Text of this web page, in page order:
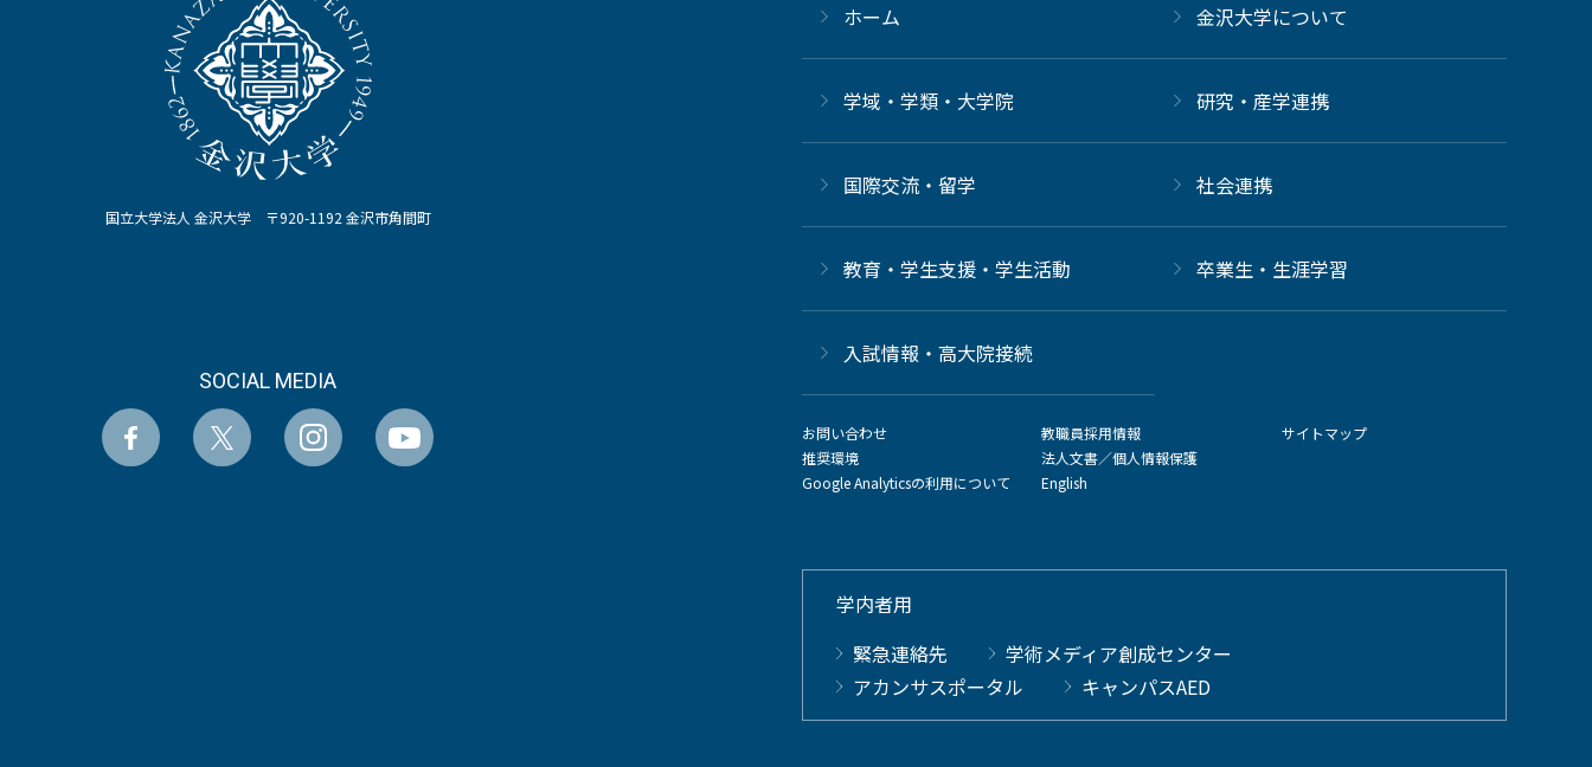
国立大学法人 金沢大学 〒920-1192 金沢市角間町
SOCIAL MEDIA
ホーム 金沢大学について
学域・学類・大学院 研究・産学連携
国際交流・留学 社会連携
教育・学生支援・学生活動 卒業生・生涯学習
⼊試情報・高大院接続
お問い合わせ
推奨環境
Google Analyticsの利用について
教職員採用情報
法人文書／個人情報保護
English
サイトマップ
学内者用
緊急連絡先
学術メディア創成センター
アカンサスポータル
キャンパスAED